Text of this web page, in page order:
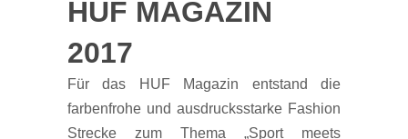
HUF MAGAZIN
2017
Für das HUF Magazin entstand die
farbenfrohe und ausdrucksstarke Fashion
Strecke zum Thema „Sport meets